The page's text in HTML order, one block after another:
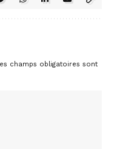
champs obligatoires sont